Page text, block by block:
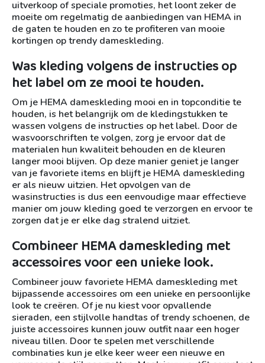
uitverkoop of speciale promoties, het loont zeker de
moeite om regelmatig de aanbiedingen van HEMA in
de gaten te houden en zo te profiteren van mooie
kortingen op trendy dameskleding.
Was kleding volgens de instructies op
het label om ze mooi te houden.
Om je HEMA dameskleding mooi en in topconditie te
houden, is het belangrijk om de kledingstukken te
wassen volgens de instructies op het label. Door de
wasvoorschriften te volgen, zorg je ervoor dat de
materialen hun kwaliteit behouden en de kleuren
langer mooi blijven. Op deze manier geniet je langer
van je favoriete items en blijft je HEMA dameskleding
er als nieuw uitzien. Het opvolgen van de
wasinstructies is dus een eenvoudige maar effectieve
manier om jouw kleding goed te verzorgen en ervoor te
zorgen dat je er elke dag stralend uitziet.
Combineer HEMA dameskleding met
accessoires voor een unieke look.
Combineer jouw favoriete HEMA dameskleding met
bijpassende accessoires om een unieke en persoonlijke
look te creëren. Of je nu kiest voor opvallende
sieraden, een stijlvolle handtas of trendy schoenen, de
juiste accessoires kunnen jouw outfit naar een hoger
niveau tillen. Door te spelen met verschillende
combinaties kun je elke keer weer een nieuwe en